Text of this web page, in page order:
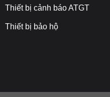
Thiết bị cảnh báo ATGT
Thiết bị bảo hộ